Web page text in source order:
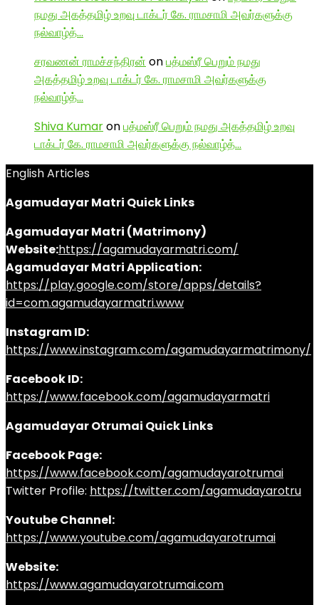
நமது அகத்தமிழ் உறவு டாக்டர் கே. ராமசாமி அவர்களுக்கு
நல்வாழ்த்…
சரவணன் ராமச்சந்திரன் onபத்மஸ்ரீ பெறும் நமது
அகத்தமிழ் உறவு டாக்டர் கே. ராமசாமி அவர்களுக்கு
நல்வாழ்த்…
Shiva Kumaronபத்மஸ்ரீ பெறும் நமது அகத்தமிழ் உறவு
டாக்டர் கே. ராமசாமி அவர்களுக்கு நல்வாழ்த்…
English Articles
Agamudayar Matri Quick Links
Agamudayar Matri (Matrimony)
Website:https://agamudayarmatri.com/
Agamudayar Matri Application:
https://play.google.com/store/apps/details?
id=com.agamudayarmatri.www
Instagram ID:
https://www.instagram.com/agamudayarmatrimony/
Facebook ID:
https://www.facebook.com/agamudayarmatri
Agamudayar Otrumai Quick Links
Facebook Page:
https://www.facebook.com/agamudayarotrumai
Twitter Profile: https://twitter.com/agamudayarotru
Youtube Channel:
https://www.youtube.com/agamudayarotrumai
Website:
https://www.agamudayarotrumai.com